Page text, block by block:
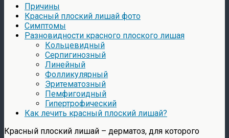
Причины
Красный плоский лишай фото
Симптомы
Разновидности красного плоского лишая
Кольцевидный
Серпигинозный
Линейный
Фолликулярный
Эритематозный
Пемфигоидный
Гипертрофический
Как лечить красный плоский лишай?
Красный плоский лишай – дерматоз, для которого